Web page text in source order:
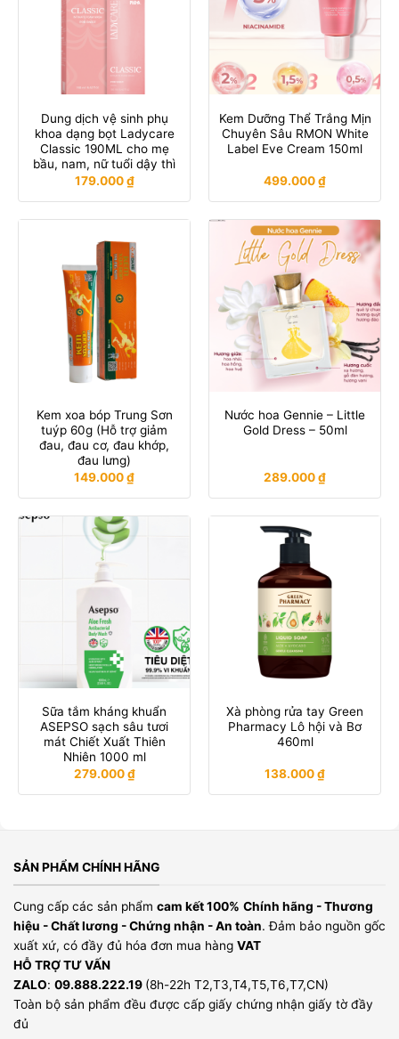
Dung dịch vệ sinh phụ
khoa dạng bọt Ladycare
Classic 190ML cho mẹ
bầu, nam, nữ tuổi dậy thì
179.000₫
Kem Dưỡng Thể Trắng Mịn
Chuyên Sâu RMON White
Label Eve Cream 150ml
499.000₫
Kem xoa bóp Trung Sơn
tuýp 60g (Hỗ trợ giảm
đau, đau cơ, đau khớp,
đau lưng)
149.000₫
Nước hoa Gennie – Little
Gold Dress – 50ml
289.000₫
Sữa tắm kháng khuẩn
ASEPSO sạch sâu tươi
mát Chiết Xuất Thiên
Nhiên 1000 ml
279.000₫
Xà phòng rửa tay Green
Pharmacy Lô hội và Bơ
460ml
138.000₫
SẢN PHẨM CHÍNH HÃNG
Cung cấp các sản phẩm cam kết 100% Chính hãng - Thương
hiệu - Chất lương - Chứng nhận - An toàn. Đảm bảo nguồn gốc
xuất xứ, có đầy đủ hóa đơn mua hàng VAT
HỖ TRỢ TƯ VẤN
ZALO: 09.888.222.19 (8h-22h T2,T3,T4,T5,T6,T7,CN)
Toàn bộ sản phẩm đều được cấp giấy chứng nhận giấy tờ đầy
đủ